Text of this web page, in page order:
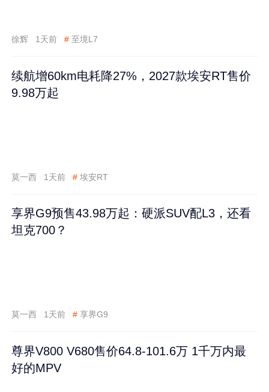
徐辉 1天前 # 至境L7
续航增60km电耗降27%，2027款埃安RT售价
9.98万起
莫一西 1天前 # 埃安RT
享界G9预售43.98万起：硬派SUV配L3，还看
坦克700？
莫一西 1天前 # 享界G9
尊界V800 V680售价64.8-101.6万 1千万内最
好的MPV